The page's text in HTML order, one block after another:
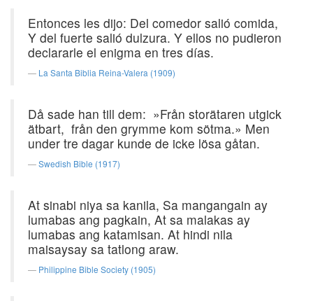
Entonces les dijo: Del comedor salió comida,
Y del fuerte salió dulzura. Y ellos no pudieron
declararle el enigma en tres días.
La Santa Biblia Reina-Valera (1909)
Då sade han till dem: »Från storätaren utgick
ätbart, från den grymme kom sötma.» Men
under tre dagar kunde de icke lösa gåtan.
Swedish Bible (1917)
At sinabi niya sa kanila, Sa mangangain ay
lumabas ang pagkain, At sa malakas ay
lumabas ang katamisan. At hindi nila
maisaysay sa tatlong araw.
Philippine Bible Society (1905)